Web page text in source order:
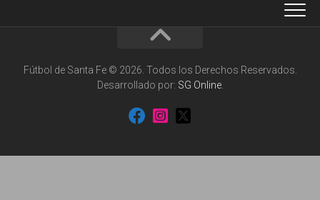
Fútbol de Santa Fe © 2026. Todos los Derechos Reservados.
Desarrollado por: SG Online.